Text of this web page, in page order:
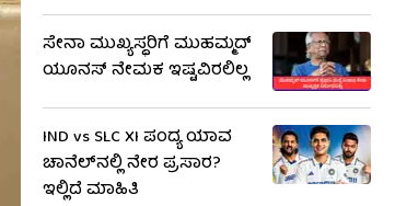
ಸೇನಾ ಮುಖ್ಯಸ್ಥರಿಗೆ ಮುಹಮ್ಮದ್
ಯೂನಸ್ ನೇಮಕ ಇಷ್ಟವಿರಲಿಲ್ಲ
IND vs SLC XI ಪಂದ್ಯ ಯಾವ
ಚಾನೆಲ್​ನಲ್ಲಿ ನೇರ ಪ್ರಸಾರ?
ಇಲ್ಲಿದೆ ಮಾಹಿತಿ